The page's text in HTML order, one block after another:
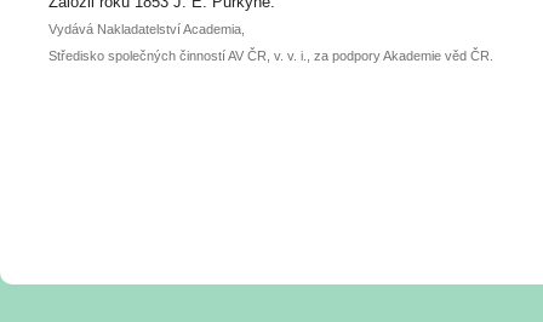
Vydává Nakladatelství Academia,
Středisko společných činností AV ČR, v. v. i., za podpory Akademie věd ČR.